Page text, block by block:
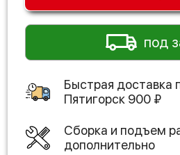
под
Быстрая доставка
Пятигорск 900 ₽
Сборка и подъем
дополнительно